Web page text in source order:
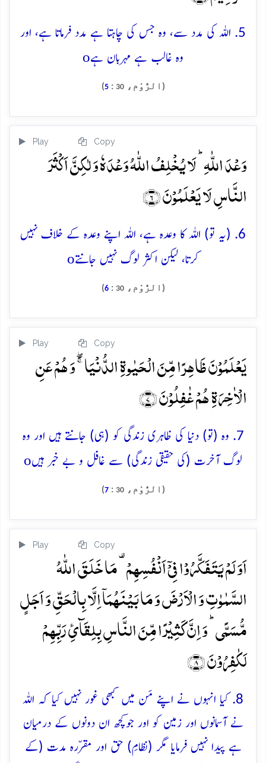
5. اللہ کی مدد سے، وہ جس کی چاہتا ہے مدد فرماتا ہے، اور
وہ غالب ہے مہربان ہےo
(الرُّوْم،30
:
5
)
Play Copy
وَعۡدَ اللّٰہِ ؕ لَا یُخۡلِفُ اللّٰہُ وَعۡدَہٗ وَ لٰکِنَّ اَکۡثَرَ
النَّاسِ لَا یَعۡلَمُوۡنَ ﴿۶﴾
6. (یہ تو) اللہ کا وعدہ ہے، اللہ اپنے وعدہ کے خلاف نہیں
کرتا، لیکن اکثر لوگ نہیں جانتےo
(الرُّوْم،30
:
6
)
Play Copy
یَعۡلَمُوۡنَ ظَاہِرًا مِّنَ الۡحَیٰوۃِ الدُّنۡیَا ۚۖ وَ ہُمۡ عَنِ
الۡاٰخِرَۃِ ہُمۡ غٰفِلُوۡنَ ﴿۷﴾
7. وہ (تو) دنیا کی ظاہری زندگی کو (ہی) جانتے ہیں اور وہ
لوگ آخرت (کی حقیقی زندگی) سے غافل و بے خبر ہیںo
(الرُّوْم،30
:
7
)
Play Copy
اَوَ لَمۡ یَتَفَکَّرُوۡا فِیۡۤ اَنۡفُسِہِمۡ ۟ مَا خَلَقَ اللّٰہُ
السَّمٰوٰتِ وَ الۡاَرۡضَ وَ مَا بَیۡنَہُمَاۤ اِلَّا بِالۡحَقِّ وَ اَجَلٍ
مُّسَمًّی ؕ وَ اِنَّ کَثِیۡرًا مِّنَ النَّاسِ بِلِقَآیِٔ رَبِّہِمۡ
لَکٰفِرُوۡنَ ﴿۸﴾
8. کیا انہوں نے اپنے مَن میں کبھی غور نہیں کیا کہ اللہ
نے آسمانوں اور زمین کو اور جوکچھ ان دونوں کے درمیان
ہے پیدا نہیں فرمایا مگر (نظامِ) حق اور مقرّرہ مدت (کے